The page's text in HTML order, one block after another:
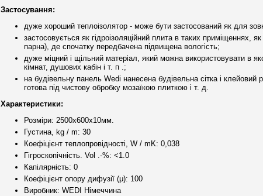
Застосування:
дуже хороший теплоізолятор - може бути застосований як для
застосовується як гідроізоляційний плита в таких приміщеннях,
парна), де спочатку передбачена підвищена вологість;
дуже міцний і щільний матеріал, який можна використовувати в
кімнат, душових кабін і т. п .;
на будівельну панель Wedi нанесена будівельна сітка і
готова під чистову обробку мозаїкою плиткою і т. д.
Характеристики:
Розміри: 2500х600х10мм.
Густина, kg / m: 30
Коефіцієнт теплопровідності, W / mK: 0,038
Гігроскопічність. Vol .-%: <1.0
Капілярність: 0
Коефіцієнт опору дифузії (μ): 100
Виробник: WEDI Німеччина